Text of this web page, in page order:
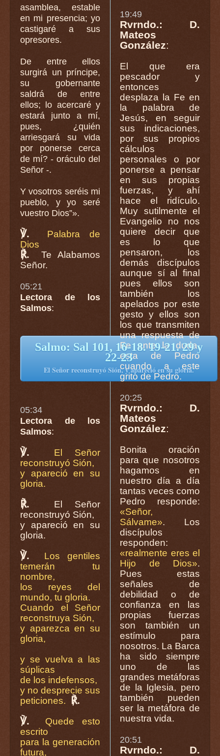
asamblea, estable
en mi presencia; yo
castigaré a sus
opresores.
De entre ellos
surgirá un príncipe,
su gobernante
saldrá de entre
ellos; lo acercaré y
estará junto a mí,
pues, ¿quién
arriesgará su vida
por ponerse cerca
de mí? - oráculo del
Señor -.
Y vosotros seréis mi
pueblo, y yo seré
vuestro Dios”».
℣.
Palabra de
Dios
℟.
Te Alabamos
Señor.
05:21
Lectora de los
Salmos:
Salmo: Sal 101, 16-18. 19-21. 29 y
22-23
El Señor reconstruyó Sión, y apareció en su gloria.
05:34
Lectora de los
Salmos:
℣.
El Señor
reconstruyó Sión,
y apareció en su
gloria.
℟.
El Señor
reconstruyó Sión,
y apareció en su
gloria.
℣.
Los gentiles
temerán tu
nombre,
los reyes del
mundo, tu gloria.
Cuando el Señor
reconstruya Sión,
y aparezca en su
gloria,
y se vuelva a las
súplicas
de los indefensos,
y no desprecie sus
peticiones.
℟.
℣.
Quede esto
escrito
para la generación
futura,
19:49
Rvrndo.: D.
Mateos
González:
El que era
pescador y
entonces
desplaza la Fe en
la palabra de
Jesús, en seguir
sus indicaciones,
por sus propios
cálculos
personales o por
ponerse a pensar
en sus propias
fuerzas, y ahí
hace el ridículo.
Muy sutilmente el
Evangelio no nos
quiere decir que
es lo que
pensaron, los
demás discípulos
aunque sí al final
pues ellos son
también los
apelados por este
gesto y ellos son
los que transmiten
una respuesta de
Fe ante la duda,
esta de Pedro
cuando a este
grito de Pedro.
20:25
Rvrndo.: D.
Mateos
González:
Bonita oración
para que nosotros
hagamos en
nuestro día a día
tantas veces como
Pedro responde:
«Señor,
Sálvame». Los
discípulos
responden:
«realmente eres el
Hijo de Dios».
Pues estas
señales de
debilidad o de
confianza en las
propias fuerzas
son también un
estímulo para
nosotros. La Barca
ha sido siempre
uno de las
grandes metáforas
de la Iglesia, pero
también pueden
ser la metáfora de
nuestra vida.
20:51
Rvrndo.: D.